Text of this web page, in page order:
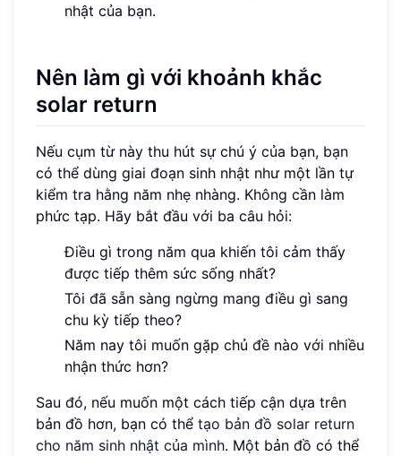
nhật của bạn.
Nên làm gì với khoảnh khắc
solar return
Nếu cụm từ này thu hút sự chú ý của bạn, bạn
có thể dùng giai đoạn sinh nhật như một lần tự
kiểm tra hằng năm nhẹ nhàng. Không cần làm
phức tạp. Hãy bắt đầu với ba câu hỏi:
Điều gì trong năm qua khiến tôi cảm thấy
được tiếp thêm sức sống nhất?
Tôi đã sẵn sàng ngừng mang điều gì sang
chu kỳ tiếp theo?
Năm nay tôi muốn gặp chủ đề nào với nhiều
nhận thức hơn?
Sau đó, nếu muốn một cách tiếp cận dựa trên
bản đồ hơn, bạn có thể tạo bản đồ solar return
cho năm sinh nhật của mình. Một bản đồ có thể